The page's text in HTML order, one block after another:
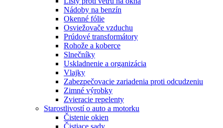
Nádoby na benzín
Okenné fólie
Osviežovače vzduchu
Prúdové transformátory
Rohože a koberce
Slnečníky
Uskladnenie a organizácia
Vlajky
Zabezpečovacie zariadenia proti odcudzeniu
Zimné výrobky
Zvieracie repelenty
Starostlivostí o auto a motorku
Čistenie okien
Čistiace sady